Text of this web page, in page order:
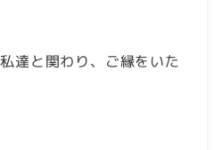
達と関わり、ご縁をいた